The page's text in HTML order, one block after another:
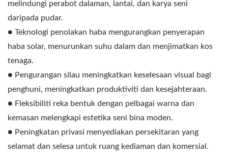
melindungi perabot dalaman, lantai, dan karya seni
daripada pudar.
● Teknologi penolakan haba mengurangkan penyerapan
haba solar, menurunkan suhu dalam dan menjimatkan kos
tenaga.
● Pengurangan silau meningkatkan keselesaan visual bagi
penghuni, meningkatkan produktiviti dan kesejahteraan.
● Fleksibiliti reka bentuk dengan pelbagai warna dan
kemasan melengkapi estetika seni bina moden.
● Peningkatan privasi menyediakan persekitaran yang
selamat dan selesa untuk ruang kediaman dan komersial.